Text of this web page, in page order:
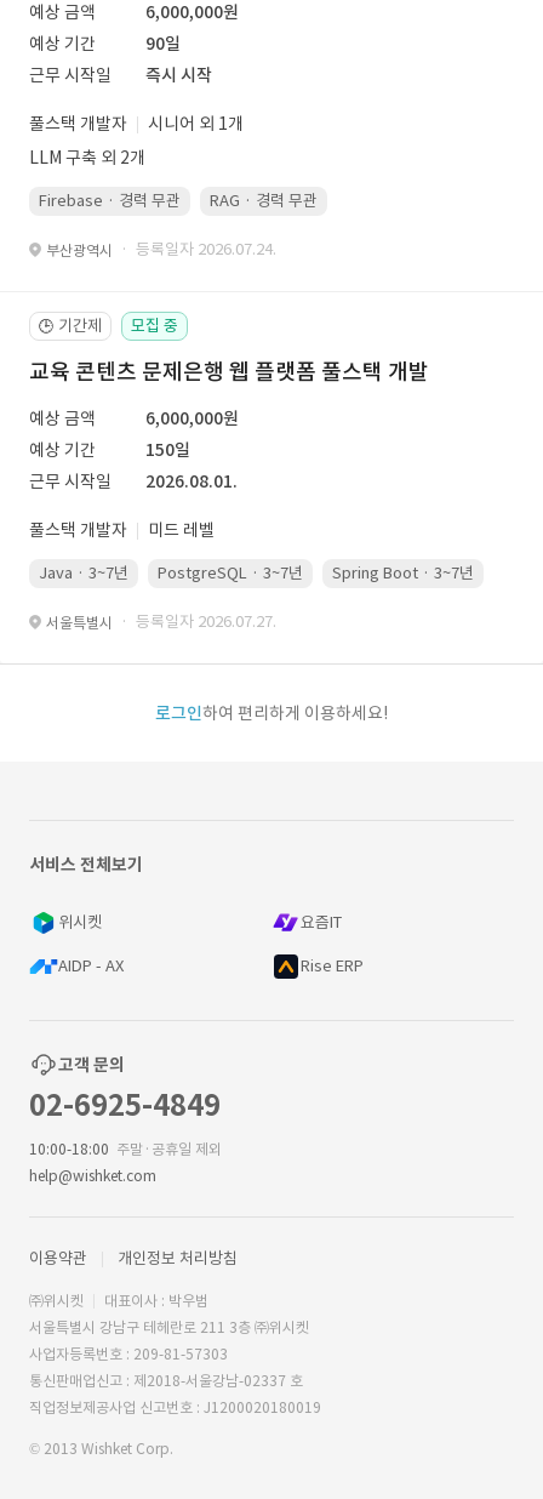
예상 금액
6,000,000원
예상 기간
90일
근무 시작일
즉시 시작
풀스택 개발자
시니어 외 1개
LLM 구축 외 2개
Firebase · 경력 무관 RAG · 경력 무관
부산광역시 · 등록일자 2026.07.24.
🕒 기간제 모집 중
교육 콘텐츠 문제은행 웹 플랫폼 풀스택 개발
예상 금액
6,000,000원
예상 기간
150일
근무 시작일
2026.08.01.
풀스택 개발자 미드 레벨
Java · 3~7년 PostgreSQL · 3~7년 Spring Boot · 3~7년
서울특별시 · 등록일자 2026.07.27.
로그인하여 편리하게 이용하세요!
서비스 전체보기
위시켓 요즘IT
AIDP - AX Rise ERP
고객 문의
02-6925-4849
10:00-18:00 주말·공휴일 제외
help@wishket.com
이용약관 개인정보 처리방침
㈜위시켓
대표이사 : 박우범
서울특별시 강남구 테헤란로 211 3층 ㈜위시켓
사업자등록번호 : 209-81-57303
통신판매업신고 : 제2018-서울강남-02337 호
직업정보제공사업 신고번호 : J1200020180019
© 2013 Wishket Corp.